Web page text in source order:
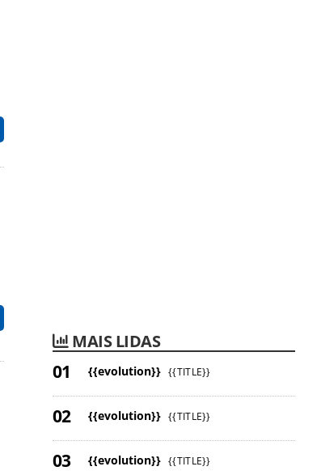
MAIS LIDAS
{{evolution}} {{TITLE}}
{{evolution}} {{TITLE}}
{{evolution}} {{TITLE}}